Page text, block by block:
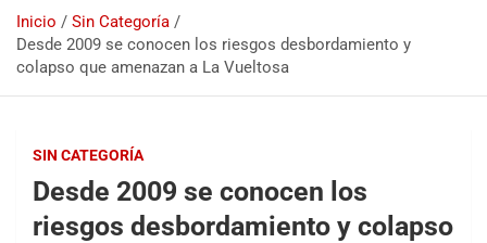
Inicio
Sin Categoría
Desde 2009 se conocen los riesgos desbordamiento y
colapso que amenazan a La Vueltosa
SIN CATEGORÍA
Desde 2009 se conocen los
riesgos desbordamiento y colapso